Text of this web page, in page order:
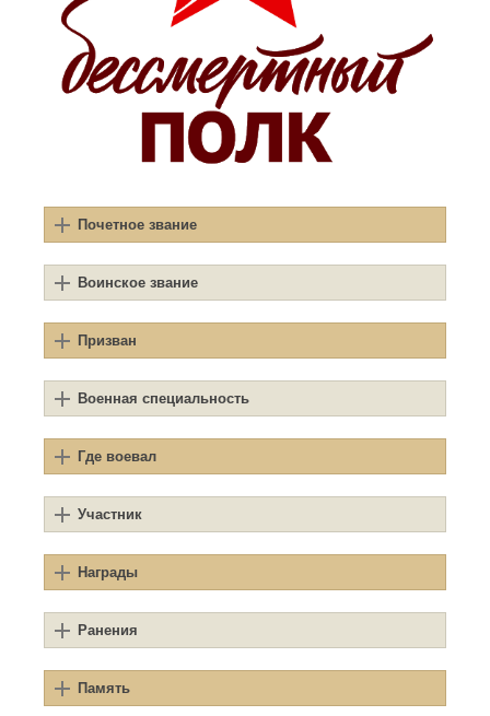
Почетное звание
Воинское звание
Призван
Военная специальность
Где воевал
Участник
Награды
Ранения
Память